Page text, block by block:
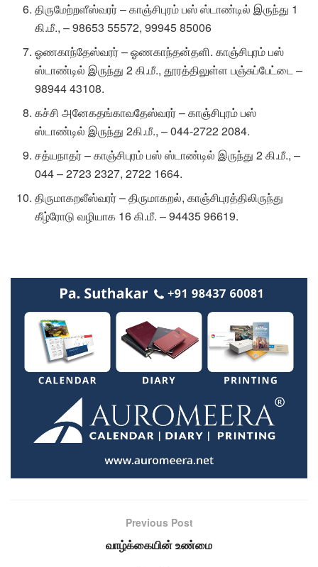
திருமேற்றளீஸ்வரர் – காஞ்சிபுரம் பஸ் ஸ்டாண்டில் இருந்து 1
கி.மீ., – 98653 55572, 99945 85006
ஓணகாந்தேஸ்வரர் – ஓணகாந்தன்தளி. காஞ்சிபுரம் பஸ்
ஸ்டாண்டில் இருந்து 2 கி.மீ., தூரத்திலுள்ள பஞ்சுப்பேட்டை –
98944 43108.
கச்சி அனேகதங்காவதேஸ்வரர் – காஞ்சிபுரம் பஸ்
ஸ்டாண்டில் இருந்து 2கி.மீ., – 044-2722 2084.
சத்யநாதர் – காஞ்சிபுரம் பஸ் ஸ்டாண்டில் இருந்து 2 கி.மீ., –
044 – 2723 2327, 2722 1664.
திருமாகறலீஸ்வரர் – திருமாகறல், காஞ்சிபுரத்திலிருந்து
கீழ்ரோடு வழியாக 16 கி.மீ. – 94435 96619.
Previous Post
வாழ்க்கையின் உண்மை